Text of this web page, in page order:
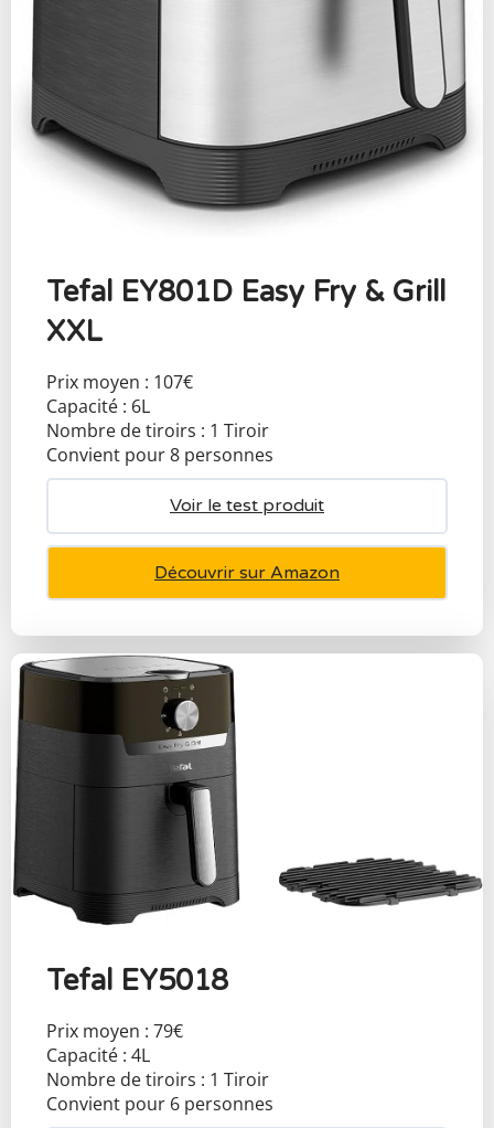
Tefal EY801D Easy Fry & Grill
XXL
Prix moyen : 107€
Capacité : 6L
Nombre de tiroirs : 1 Tiroir
Convient pour 8 personnes
Voir le test produit
Découvrir sur Amazon
Tefal EY5018
Prix moyen : 79€
Capacité : 4L
Nombre de tiroirs : 1 Tiroir
Convient pour 6 personnes